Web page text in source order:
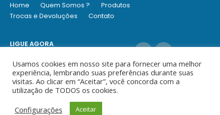
Home Quem Somos ?
Produtos
Trocas e Devoluções
Contato
LIGUE AGORA
© Ideia - Todos os direitos reservados
Usamos cookies em nosso site para fornecer uma melhor
experiência, lembrando suas preferências durante suas
visitas. Ao clicar em “Aceitar”, você concorda com a
utilização de TODOS os cookies.
Configurações
Aceitar